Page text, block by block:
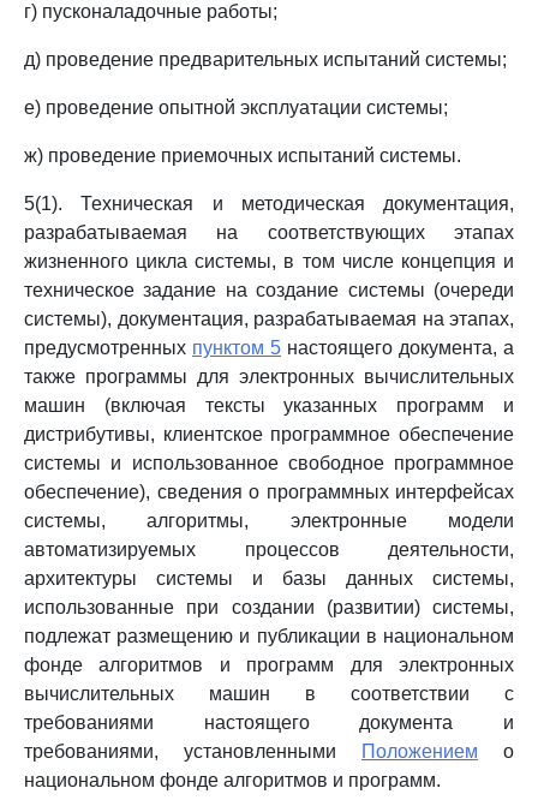
г) пусконаладочные работы;
д) проведение предварительных испытаний системы;
е) проведение опытной эксплуатации системы;
ж) проведение приемочных испытаний системы.
5(1). Техническая и методическая документация,
разрабатываемая на соответствующих этапах
жизненного цикла системы, в том числе концепция и
техническое задание на создание системы (очереди
системы), документация, разрабатываемая на этапах,
предусмотренных пунктом 5 настоящего документа, а
также программы для электронных вычислительных
машин (включая тексты указанных программ и
дистрибутивы, клиентское программное обеспечение
системы и использованное свободное программное
обеспечение), сведения о программных интерфейсах
системы, алгоритмы, электронные модели
автоматизируемых процессов деятельности,
архитектуры системы и базы данных системы,
использованные при создании (развитии) системы,
подлежат размещению и публикации в национальном
фонде алгоритмов и программ для электронных
вычислительных машин в соответствии с
требованиями настоящего документа и
требованиями, установленными
Положением о
национальном фонде алгоритмов и программ.